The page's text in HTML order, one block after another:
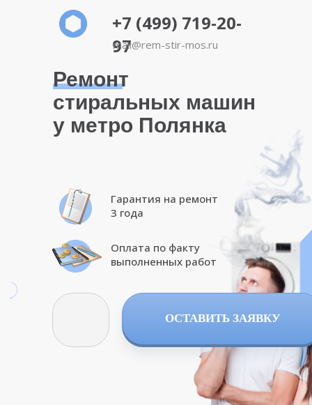
Ремонт
стиральных машин
у метро Полянка
Гарантия на ремонт
3 года
Оплата по факту
выполненных работ
+7 (499) 719-20-
97
mail@rem-stir-mos.ru
ОСТАВИТЬ ЗАЯВКУ